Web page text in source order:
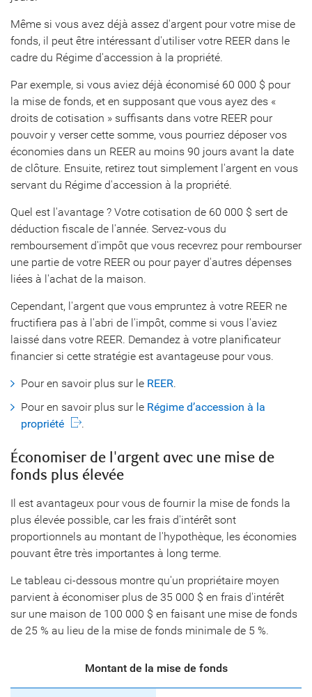
Même si vous avez déjà assez d'argent pour votre mise de
fonds, il peut être intéressant d'utiliser votre REER dans le
cadre du Régime d'accession à la propriété.
Par exemple, si vous aviez déjà économisé 60 000 $ pour
la mise de fonds, et en supposant que vous ayez des «
droits de cotisation » suffisants dans votre REER pour
pouvoir y verser cette somme, vous pourriez déposer vos
économies dans un REER au moins 90 jours avant la date
de clôture. Ensuite, retirez tout simplement l'argent en vous
servant du Régime d'accession à la propriété.
Quel est l'avantage ? Votre cotisation de 60 000 $ sert de
déduction fiscale de l'année. Servez-vous du
remboursement d'impôt que vous recevrez pour rembourser
une partie de votre REER ou pour payer d'autres dépenses
liées à l'achat de la maison.
Cependant, l'argent que vous empruntez à votre REER ne
fructifiera pas à l'abri de l'impôt, comme si vous l'aviez
laissé dans votre REER. Demandez à votre planificateur
financier si cette stratégie est avantageuse pour vous.
Pour en savoir plus sur le REER.
Pour en savoir plus sur le Régime d’accession à la
propriété
.
Économiser de l'argent avec une mise de
fonds plus élevée
Il est avantageux pour vous de fournir la mise de fonds la
plus élevée possible, car les frais d'intérêt sont
proportionnels au montant de l'hypothèque, les économies
pouvant être très importantes à long terme.
Le tableau ci-dessous montre qu'un propriétaire moyen
parvient à économiser plus de 35 000 $ en frais d'intérêt
sur une maison de 100 000 $ en faisant une mise de fonds
de 25 % au lieu de la mise de fonds minimale de 5 %.
Montant de la mise de fonds